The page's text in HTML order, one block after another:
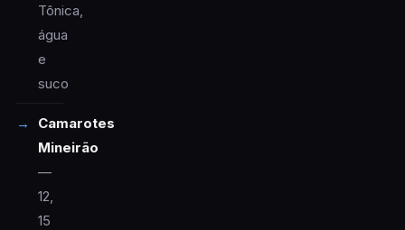
Tônica,
água
e
suco
Camarotes
Mineirão
—
12,
15